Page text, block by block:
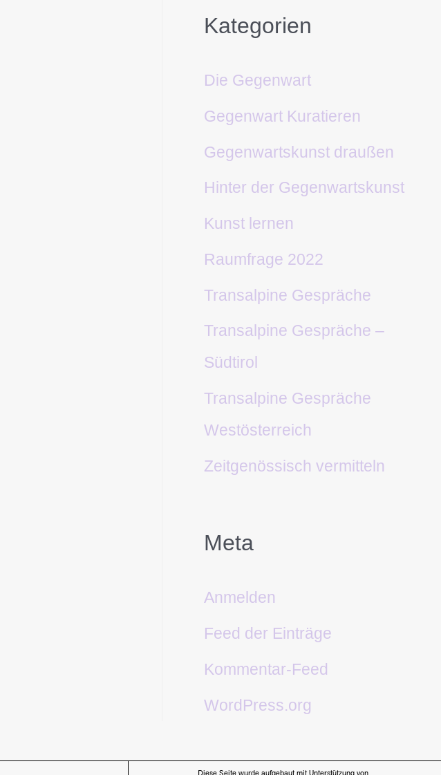
Kategorien
Die Gegenwart
Gegenwart Kuratieren
Gegenwartskunst draußen
Hinter der Gegenwartskunst
Kunst lernen
Raumfrage 2022
Transalpine Gespräche
Transalpine Gespräche –
Südtirol
Transalpine Gespräche
Westösterreich
Zeitgenössisch vermitteln
Meta
Anmelden
Feed der Einträge
Kommentar-Feed
WordPress.org
Diese Seite wurde aufgebaut mit Unterstützung von